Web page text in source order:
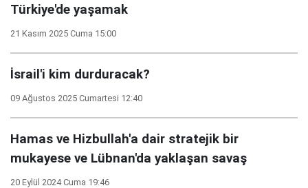
Türkiye'de yaşamak
21 Kasım 2025 Cuma 15:00
İsrail'i kim durduracak?
09 Ağustos 2025 Cumartesi 12:40
Hamas ve Hizbullah'a dair stratejik bir
mukayese ve Lübnan'da yaklaşan savaş
20 Eylül 2024 Cuma 19:46